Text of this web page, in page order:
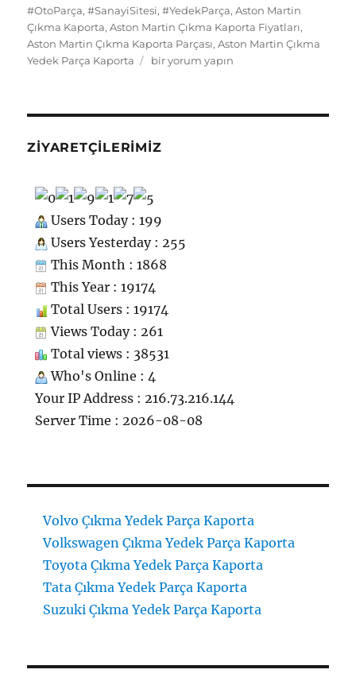
k
ss
ni
ki
m
#OtoParça,#SanayiSitesi,#YedekParça,Aston Martin
Çıkma Kaporta,Aston Martin Çıkma Kaporta Fiyatları,
Aston Martin Çıkma Kaporta Parçası,Aston Martin Çıkma
Yedek Parça Kaporta
Aston
Kaporta
bir yorum yapın
ZIYARETÇILERIMIZ
Users Today : 199
Users Yesterday : 255
This Month : 1868
This Year : 19174
Total Users : 19174
Views Today : 261
Total views : 38531
Who's Online : 4
Your IP Address : 216.73.216.144
Server Time : 2026-08-08
Volvo Çıkma Yedek Parça Kaporta
Volkswagen Çıkma Yedek Parça Kaporta
Toyota Çıkma Yedek Parça Kaporta
Tata Çıkma Yedek Parça Kaporta
Suzuki Çıkma Yedek Parça Kaporta